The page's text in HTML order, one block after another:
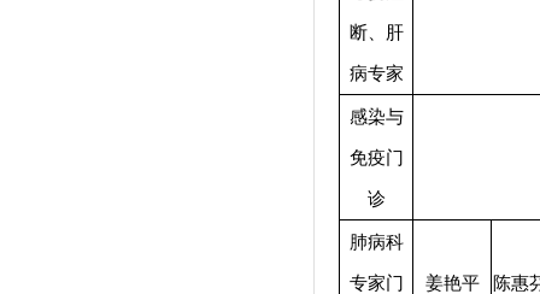
断、肝
病专家
感染与
免疫门
诊
肺病科
专家门 姜艳平 陈惠